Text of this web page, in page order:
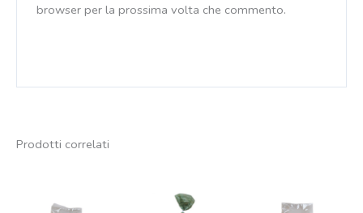
browser per la prossima volta che commento.
Prodotti correlati